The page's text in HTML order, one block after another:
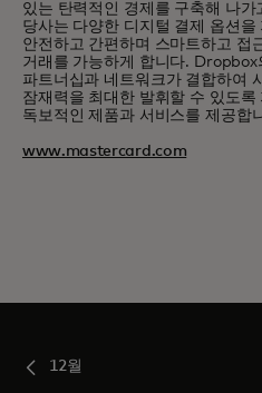
있는 탄력적인 경제를 구축해 나가
당사는 다양한 디지털 결제 옵션을
안전하고 간편하며 스마트하고 접
거래를 가능하게 합니다. Dropbox
파트너십과 네트워크가 결합하여
잠재력을 최대한 발휘할 수 있도록
독보적인 제품과 서비스를 제공합
www.mastercard.com
12월